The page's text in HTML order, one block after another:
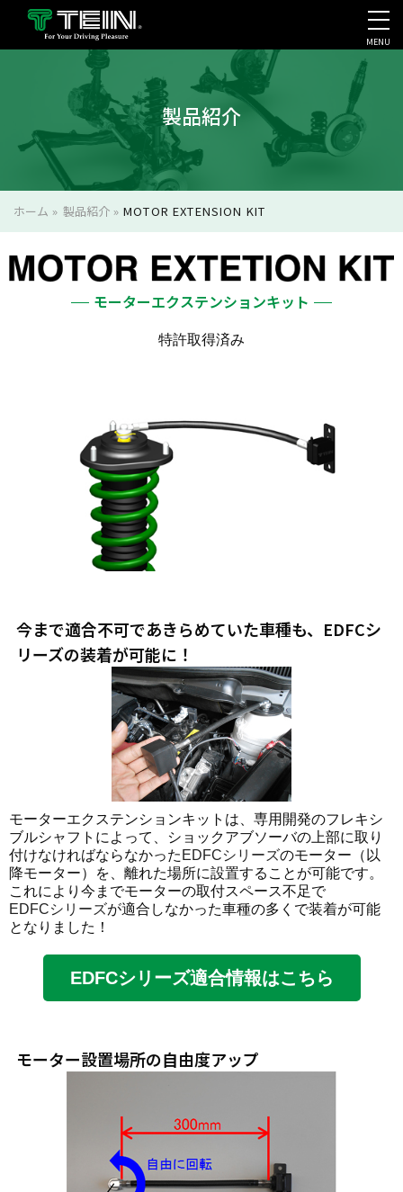
会社案内・採用・IR
MENU
製品紹介
ホーム » 製品紹介»MOTOR EXTENSION KIT
モーターエクステンションキット
特許取得済み
今まで適合不可であきらめていた車種も、EDFCシ
リーズの装着が可能に！
モーターエクステンションキットは、専用開発のフレキシ
ブルシャフトによって、ショックアブソーバの上部に取り
付けなければならなかった EDFCシリーズのモーター（以
降モーター）を、離れた場所に設置することが可能です。
これにより今までモーターの取付スペース不足で
EDFCシリーズが適合しなかった車種の多くで装着が可能
となりました！
EDFCシリーズ適合情報はこちら
モーター設置場所の自由度アップ